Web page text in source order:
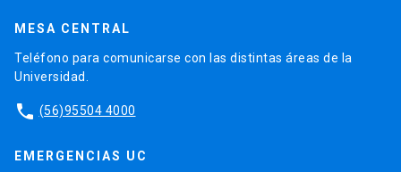
MESA CENTRAL
Teléfono para comunicarse con las distintas áreas de la
Universidad.
phone (56)95504 4000
EMERGENCIAS UC